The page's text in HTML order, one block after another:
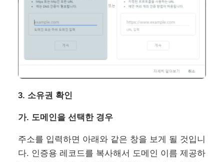
3. 소유권 확인
가. 도메인을 선택한 경우
주소를 입력하면 아래와 같은 창을 보게 될 것입니
다. 인증용 레코드를 복사해서 도메인 이름 제공하